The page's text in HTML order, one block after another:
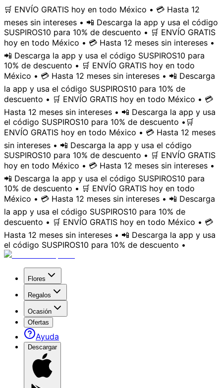
🛒 ENVÍO GRATIS hoy en todo México • 💳 Hasta 12
meses sin intereses • 📲 Descarga la app y usa el código
SUSPIROS10 para 10% de descuento • 🛒 ENVÍO GRATIS
hoy en todo México • 💳 Hasta 12 meses sin intereses •
📲 Descarga la app y usa el código SUSPIROS10 para
10% de descuento • 🛒 ENVÍO GRATIS hoy en todo
México • 💳 Hasta 12 meses sin intereses • 📲 Descarga
la app y usa el código SUSPIROS10 para 10% de
descuento • 🛒 ENVÍO GRATIS hoy en todo México • 💳
Hasta 12 meses sin intereses • 📲 Descarga la app y usa
el código SUSPIROS10 para 10% de descuento • 🛒
ENVÍO GRATIS hoy en todo México • 💳 Hasta 12 meses
sin intereses • 📲 Descarga la app y usa el código
SUSPIROS10 para 10% de descuento • 🛒 ENVÍO GRATIS
hoy en todo México • 💳 Hasta 12 meses sin intereses •
📲 Descarga la app y usa el código SUSPIROS10 para
10% de descuento • 🛒 ENVÍO GRATIS hoy en todo
México • 💳 Hasta 12 meses sin intereses • 📲 Descarga
la app y usa el código SUSPIROS10 para 10% de
descuento • 🛒 ENVÍO GRATIS hoy en todo México • 💳
Hasta 12 meses sin intereses • 📲 Descarga la app y usa
el código SUSPIROS10 para 10% de descuento •
Flores
Regalos
Ocasión
Ofertas
Ayuda
Descargar